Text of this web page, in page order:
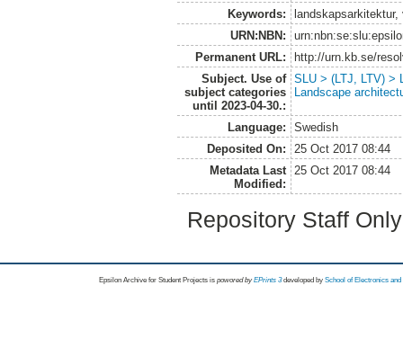
Keywords:
landskapsarkitektur,
URN:NBN:
Permanent URL:
http://urn.kb.se/
Subject. Use of
subject categories
until 2023-04-30.:
SLU > (LTJ, LTV) >
Landscape
Language:
Swedish
Deposited On:
25 Oct 2017 08:44
Metadata Last
Modified:
25 Oct 2017 08:44
Repository Staff
Epsilon Archive for Student Projects is powored byEPrints 3 developed by School of Electronics